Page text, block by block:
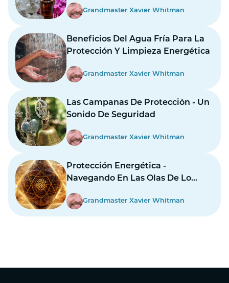
Grandmaster Xavier Whitman
Beneficios Del Agua Fría Para La
Protección Y Limpieza Energética
Grandmaster Xavier Whitman
Las Campanas De Protección - Un
Sonido De Seguridad
Grandmaster Xavier Whitman
Protección Energética -
Navegando En Las Olas De Lo
Grandmaster Xavier Whitman